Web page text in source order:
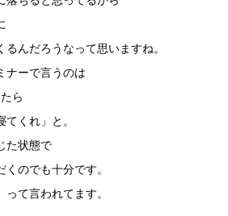
るんだろうなって思いますね。
ナーで言うのは
ら
くれ」と。
た状態で
のでも十分です。
て言われてます。